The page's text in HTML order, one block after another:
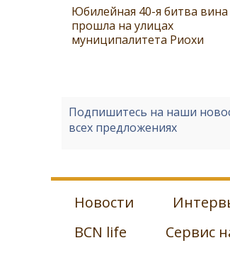
Юбилейная 40-я битва вина
прошла на улицах
муниципалитета Риохи
Подпишитесь на наши
всех предложениях
Новости
BCN life
Сервис